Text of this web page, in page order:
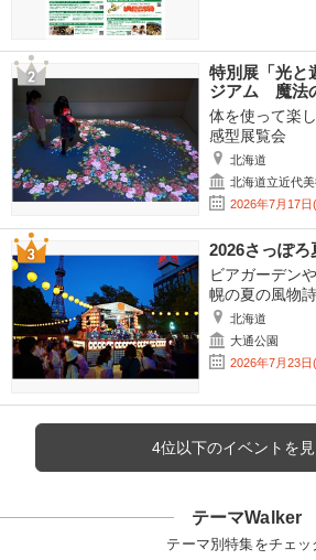
特別展「光と
ジアム 魔法
体を使って楽
感型展覧会
北海道
北海道立近代
2026年7月17
2026さっぽ
ビアガーデン
幌の夏の風物詩
北海道
大通公園
2026年7月23
4位以下のイベントを見
テーマWalker
テーマ別特集をチェッ